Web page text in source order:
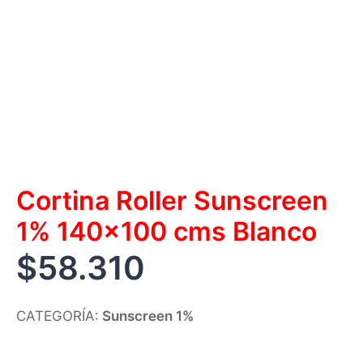
Cortina Roller Sunscreen
1% 140×100 cms Blanco
$58.310
CATEGORÍA: Sunscreen 1%